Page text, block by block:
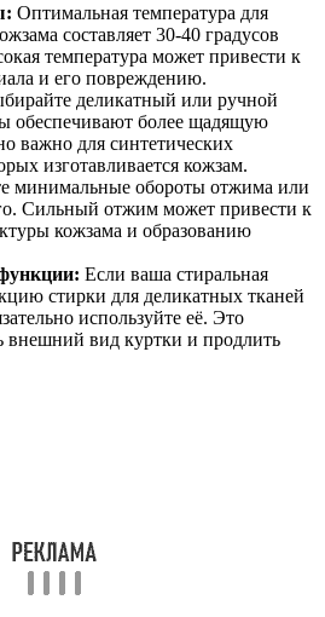
Оптимальная температура для
составляет 30-40 градусов
температура может привести к
и его повреждению.
деликатный или ручной
обеспечивают более щадящую
важно для синтетических
изготавливается кожзам.
минимальные обороты отжима или
Сильный отжим может привести к
кожзама и образованию
Если ваша стиральная
стирки для деликатных тканей
используйте её. Это
внешний вид куртки и продлить